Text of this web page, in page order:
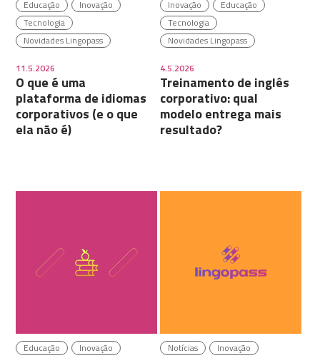
Educação
Inovação
Tecnologia
Novidades Lingopass
11.5.2026
O que é uma
plataforma de idiomas
corporativos (e o que
ela não é)
Inovação
Educação
Tecnologia
Novidades Lingopass
4.5.2026
Treinamento de inglês
corporativo: qual
modelo entrega mais
resultado?
Educação
Inovação
Notícias
Inovação